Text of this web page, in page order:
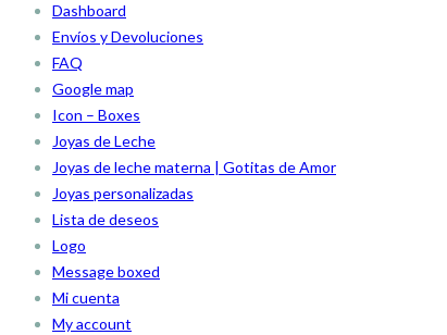
Dashboard
Envíos y Devoluciones
FAQ
Google map
Icon – Boxes
Joyas de Leche
Joyas de leche materna | Gotitas de Amor
Joyas personalizadas
Lista de deseos
Logo
Message boxed
Mi cuenta
My account